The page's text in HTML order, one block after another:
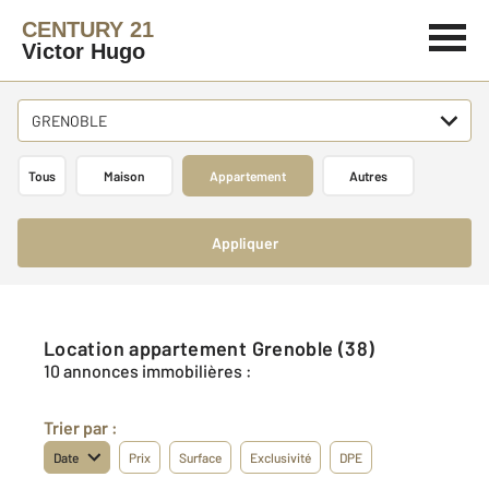
CENTURY 21
Victor Hugo
GRENOBLE
Tous Maison Appartement Autres
Appliquer
Location appartement Grenoble (38)
10 annonces immobilières :
Trier par :
Date Prix Surface Exclusivité DPE